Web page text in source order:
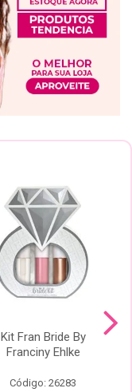
Kit Fran Bride By
Franciny Ehlke
Código: 26283